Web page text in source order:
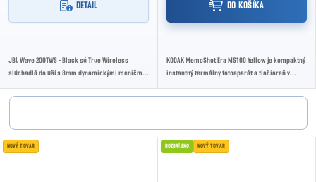
DETAIL
JBL Wave 200TWS - Black sú True Wireless
slúchadlá do uší s 8mm dynamickými meničmi,
integrovaným...
DO KOŠÍKA
KODAK MemoShot Era MS100 Yellow je kompaktný
instantný termálny fotoaparát a tlačiareň v
NOVÝ TOVAR ROZBALENO NOVÝ TOVAR